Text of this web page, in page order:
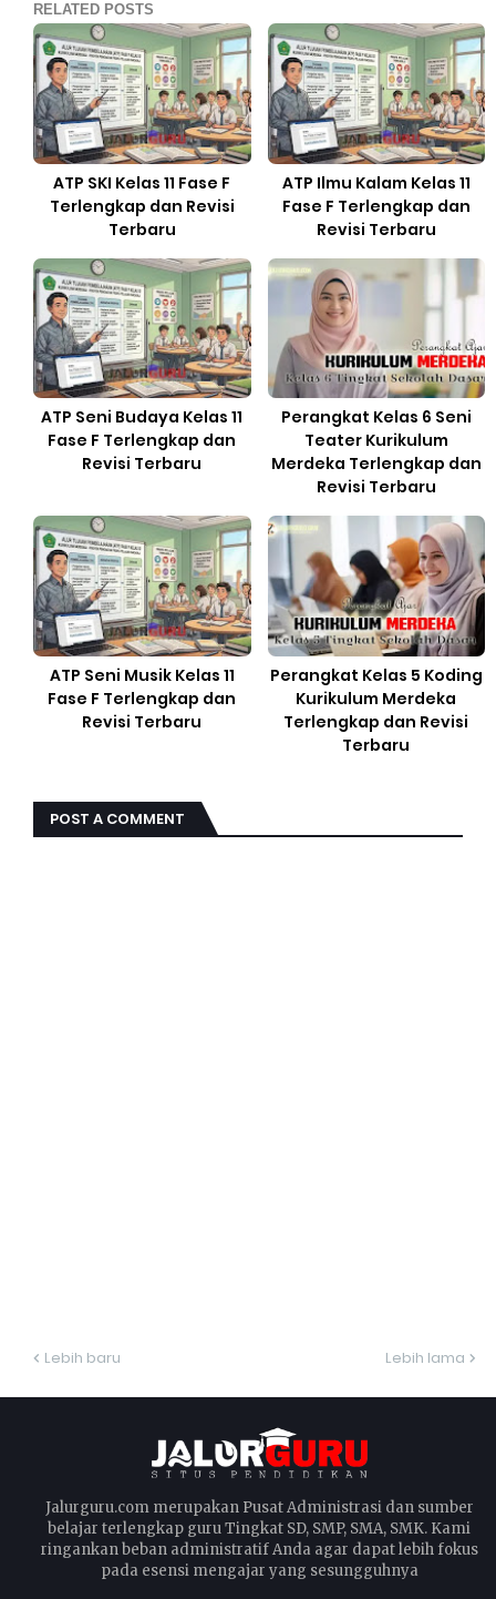
RELATED POSTS
ATP SKI Kelas 11 Fase F
Terlengkap dan Revisi
Terbaru
ATP Ilmu Kalam Kelas 11
Fase F Terlengkap dan
Revisi Terbaru
ATP Seni Budaya Kelas 11
Fase F Terlengkap dan
Revisi Terbaru
Perangkat Kelas 6 Seni
Teater Kurikulum
Merdeka Terlengkap dan
Revisi Terbaru
ATP Seni Musik Kelas 11
Fase F Terlengkap dan
Revisi Terbaru
Perangkat Kelas 5 Koding
Kurikulum Merdeka
Terlengkap dan Revisi
Terbaru
POST A COMMENT
Lebih baru Lebih lama
Jalurguru.com merupakan Pusat Administrasi dan sumber
belajar terlengkap guru Tingkat SD, SMP, SMA, SMK. Kami
ringankan beban administratif Anda agar dapat lebih fokus
pada esensi mengajar yang sesungguhnya